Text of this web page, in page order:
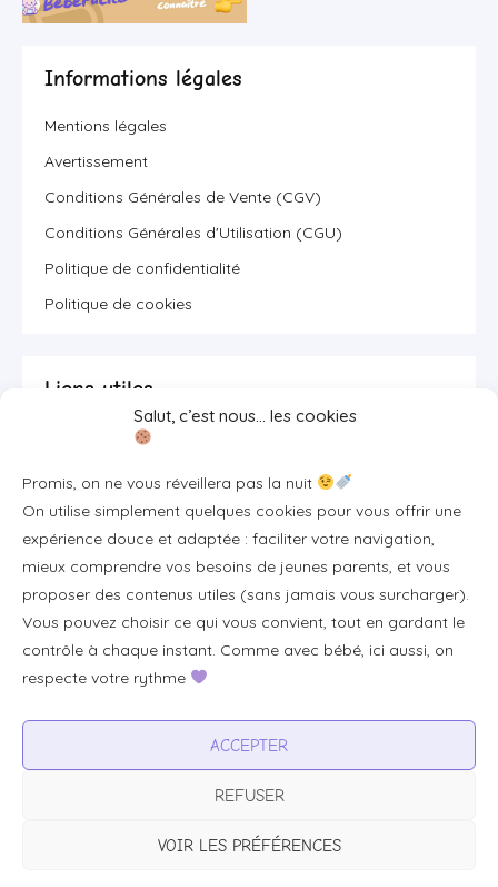
Salut, c’est nous… les cookies
Promis, on ne vous réveillera pas la nuit
On utilise simplement quelques cookies pour vous offrir une
expérience douce et adaptée : faciliter votre navigation,
mieux comprendre vos besoins de jeunes parents, et vous
proposer des contenus utiles (sans jamais vous surcharger).
Vous pouvez choisir ce qui vous convient, tout en gardant le
contrôle à chaque instant. Comme avec bébé, ici aussi, on
respecte votre rythme
ACCEPTER
REFUSER
VOIR LES PRÉFÉRENCES
Informations légales
Mentions légales
Avertissement
Conditions Générales de Vente (CGV)
Conditions Générales d'Utilisation (CGU)
Politique de confidentialité
Politique de cookies
Liens utiles
Se connecter/S'inscrire
FAQ / Livraison & accès
À propos
Plan du site
Tous les articles
Professionnels & partenariats
Visibilité pour votre marque
Proposer un produit ou un service